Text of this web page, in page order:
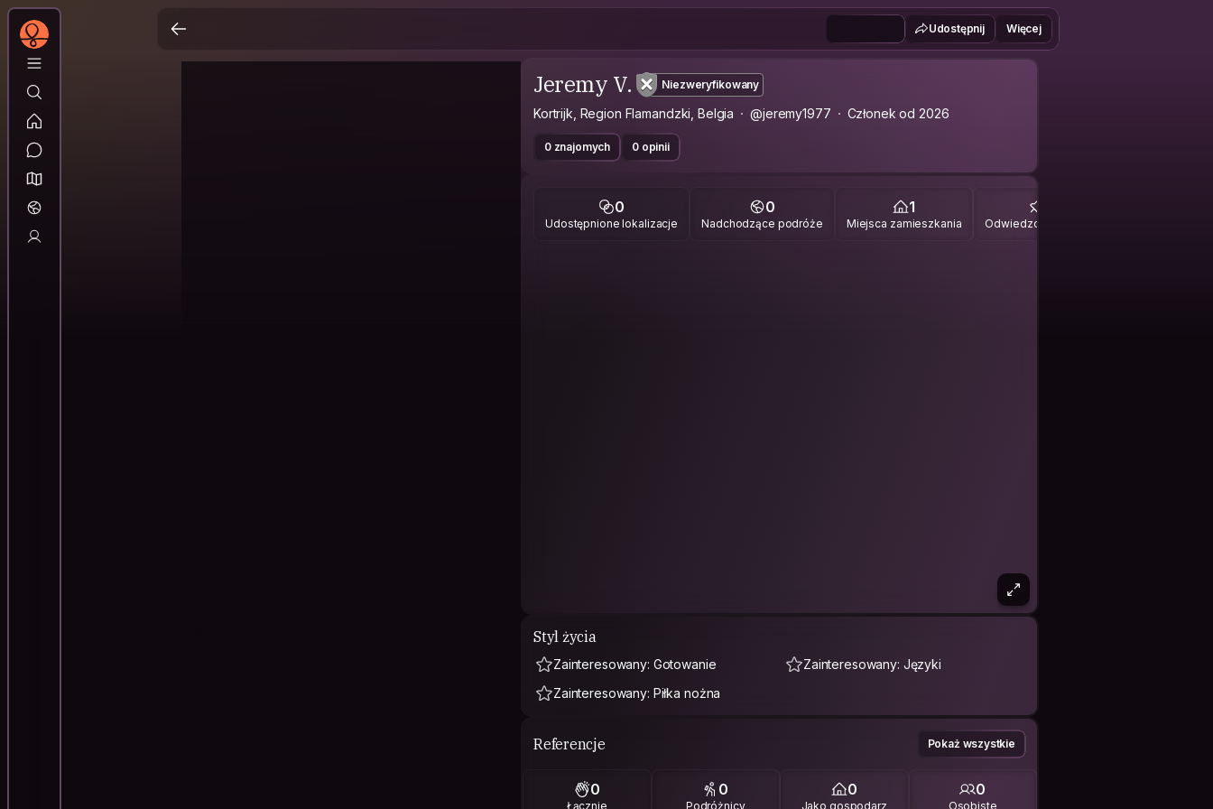
Udostępnij Więcej
Jeremy V. Niezweryfikowany
Kortrijk, Region Flamandzki, Belgia @jeremy1977 Członek od 2026
0 znajomych 0 opinii
0
Udostępnione lokalizacje
0
Nadchodzące podróże
1
Miejsca zamieszkania Odwiedzone miejsca
Styl życia
Zainteresowany: Gotowanie
Zainteresowany: Języki
Zainteresowany: Piłka nożna
Referencje Pokaż wszystkie
0
Łącznie
0
Podróżnicy
0
Jako gospodarz
0
Osobiste